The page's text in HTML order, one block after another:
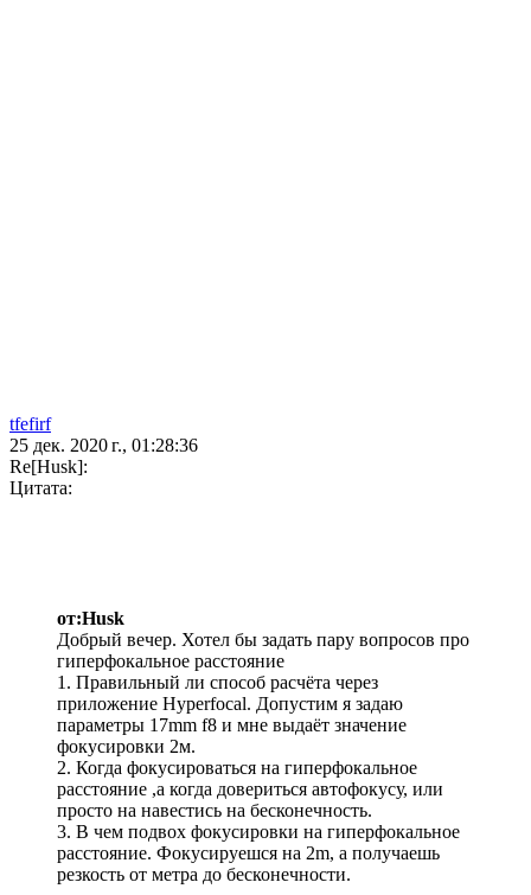
tfefirf
25 дек. 2020 г., 01:28:36
Re[Husk]:
Цитата:
от:Husk
Добрый вечер. Хотел бы задать пару вопросов про
гиперфокальное расстояние
1. Правильный ли способ расчёта через
приложение Hyperfocal. Допустим я задаю
параметры 17mm f8 и мне выдаёт значение
фокусировки 2м.
2. Когда фокусироваться на гиперфокальное
расстояние ,а когда довериться автофокусу, или
просто на навестись на бесконечность.
3. В чем подвох фокусировки на гиперфокальное
расстояние. Фокусируешся на 2m, а получаешь
резкость от метра до бесконечности.